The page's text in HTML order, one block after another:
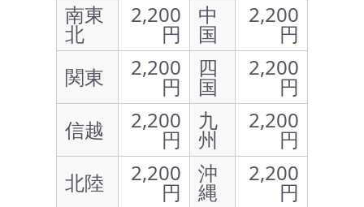
南東
北
2,200
円
中
国
2,200
円
関東
2,200
円
四
国
2,200
円
信越
2,200
円
九
州
2,200
円
北陸
2,200
円
沖
縄
2,200
円